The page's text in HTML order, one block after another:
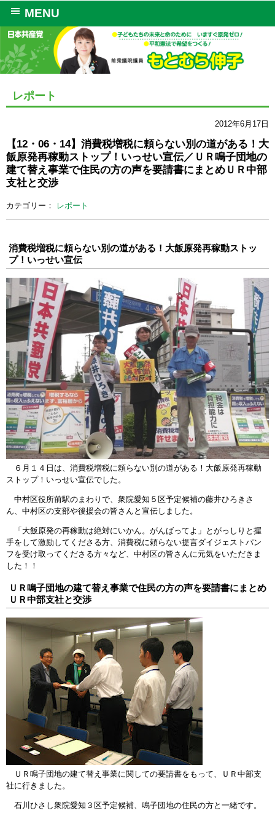
MENU
レポート
2012年6月17日
【12・06・14】消費税増税に頼らない別の道がある！大
飯原発再稼動ストップ！いっせい宣伝／ＵＲ鳴子団地の
建て替え事業で住民の方の声を要請書にまとめＵＲ中部
支社と交渉
カテゴリー： レポート
消費税増税に頼らない別の道がある！大飯原発再稼動ストッ
プ！いっせい宣伝
６月１４日は、消費税増税に頼らない別の道がある！大飯原発再稼動
ストップ！いっせい宣伝でした。
中村区役所前駅のまわりで、衆院愛知５区予定候補の藤井ひろきさ
ん、中村区の支部や後援会の皆さんと宣伝しました。
「大飯原発の再稼動は絶対にいかん。がんばってよ」とがっしりと握
手をして激励してくださる方、消費税に頼らない提言ダイジェストパン
フを受け取ってくださる方々など、中村区の皆さんに元気をいただきま
した！！
ＵＲ鳴子団地の建て替え事業で住民の方の声を要請書にまとめ
ＵＲ中部支社と交渉
ＵＲ鳴子団地の建て替え事業に関しての要請書をもって、ＵＲ中部支
社に行きました。
石川ひさし衆院愛知３区予定候補、鳴子団地の住民の方と一緒です。